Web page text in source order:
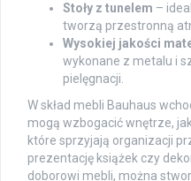
Stoły z tunelem –
tworzą przestronną
Wysokiej jakości
wykonane z metalu i
pielęgnacji.
W skład mebli Bauhaus
mogą wzbogacić wnętrze,
które sprzyjają organizacji
prezentację książek czy
doborowi mebli, można